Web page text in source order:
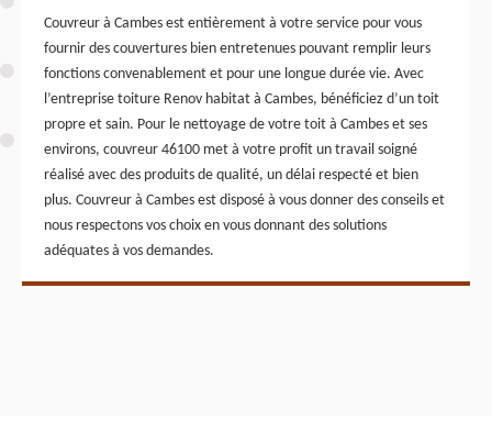
Couvreur à Cambes est entièrement à votre service pour vous
fournir des couvertures bien entretenues pouvant remplir leurs
fonctions convenablement et pour une longue durée vie. Avec
l’entreprise toiture Renov habitat à Cambes, bénéficiez d’un toit
propre et sain. Pour le nettoyage de votre toit à Cambes et ses
environs, couvreur 46100 met à votre profit un travail soigné
réalisé avec des produits de qualité, un délai respecté et bien
plus. Couvreur à Cambes est disposé à vous donner des conseils et
nous respectons vos choix en vous donnant des solutions
adéquates à vos demandes.